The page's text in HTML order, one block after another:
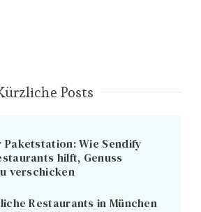
Posts
Paketstation: Wie Sendify
hilft, Genuss
verschicken
Restaurants in München